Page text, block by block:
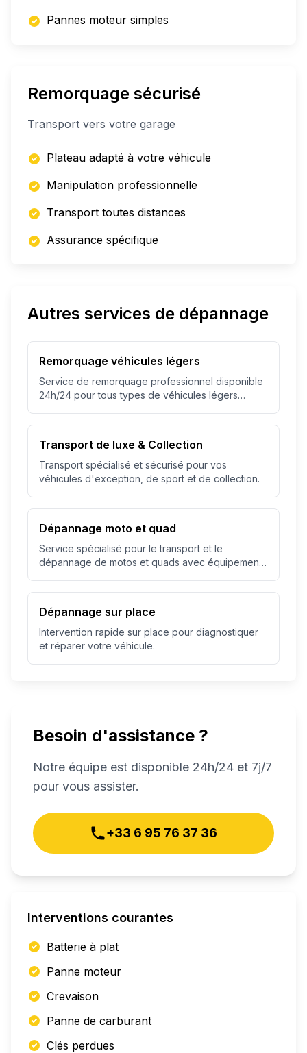
Pannes moteur simples
Remorquage sécurisé
Transport vers votre garage
Plateau adapté à votre véhicule
Manipulation professionnelle
Transport toutes distances
Assurance spécifique
Autres services de dépannage
Remorquage véhicules légers
Service de remorquage professionnel disponible
24h/24 pour tous types de véhicules légers
Transport de luxe & Collection
Transport spécialisé et sécurisé pour vos
véhicules d'exception, de sport et de collection.
Dépannage moto et quad
Service spécialisé pour le transport et le
dépannage de motos et quads avec équipement
Dépannage sur place
Intervention rapide sur place pour diagnostiquer
et réparer votre véhicule.
Besoin d'assistance ?
Notre équipe est disponible 24h/24 et 7j/7
pour vous assister.
+33 6 95 76 37 36
Interventions courantes
Batterie à plat
Panne moteur
Crevaison
Panne de carburant
Clés perdues